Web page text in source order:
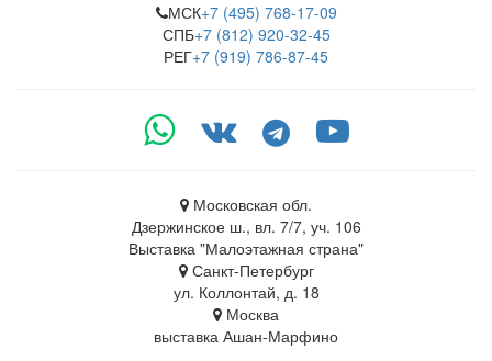
МСК+7 (495) 768-17-09
СПБ+7 (812) 920-32-45
РЕГ+7 (919) 786-87-45
Московская обл.
Дзержинское ш., вл. 7/7, уч. 106
Выставка "Малоэтажная страна"
Санкт-Петербург
ул. Коллонтай, д. 18
Москва
выставка Ашан-Марфино